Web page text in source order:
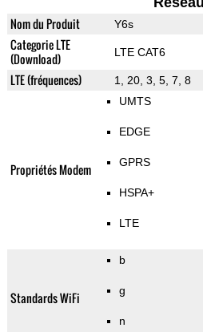
Nom du Produit Y6s
Categorie LTE
(Download)
LTE CAT6
LTE (fréquences) 1, 20, 3, 5, 7, 8
Propriétés Modem
UMTS
EDGE
GPRS
HSPA+
LTE
Standards WiFi
b
g
n